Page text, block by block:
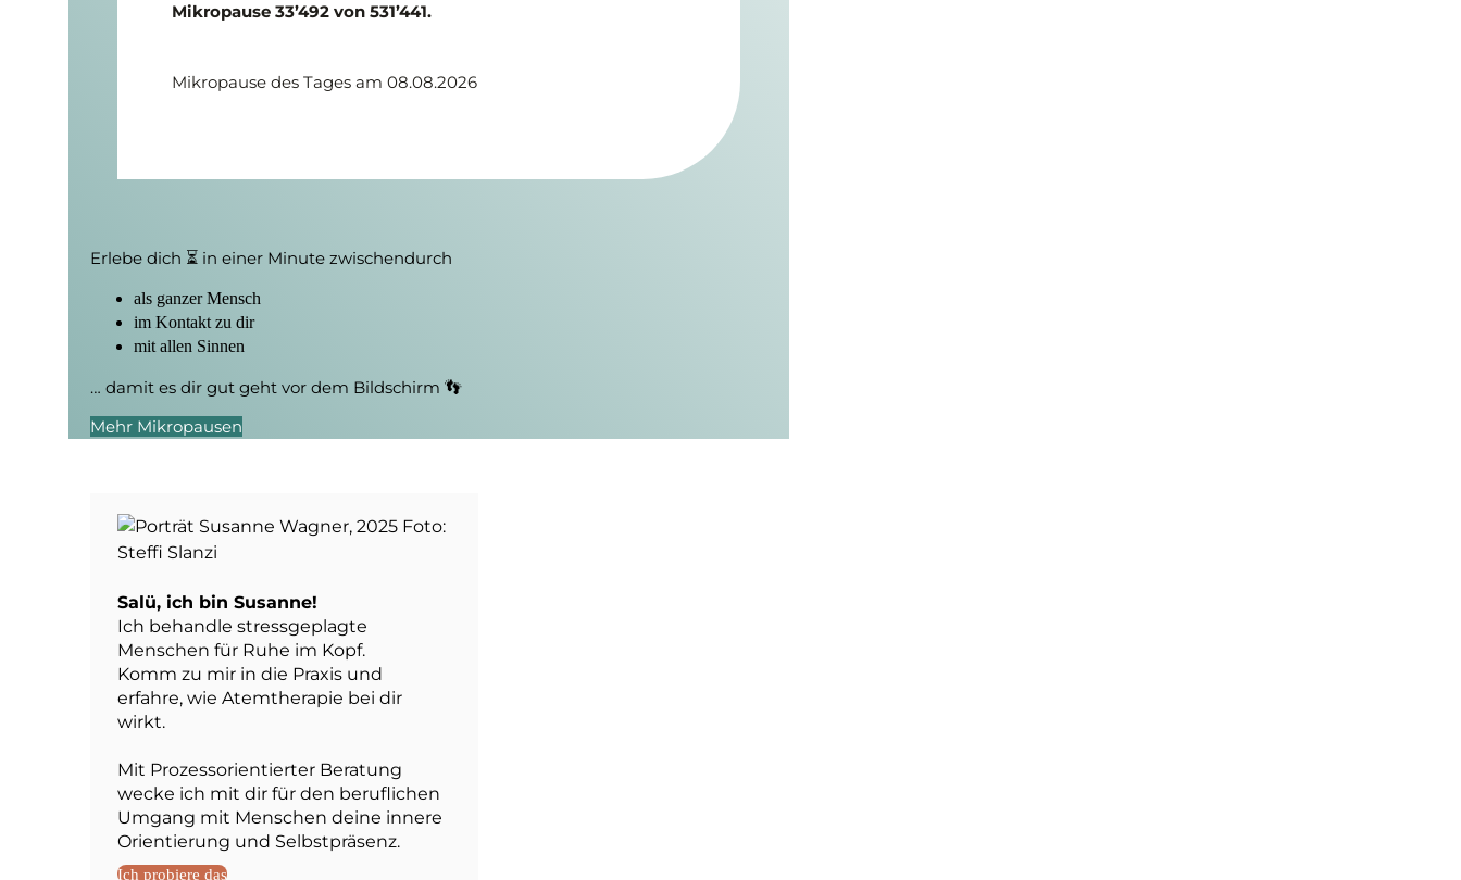
Mikropause 33’492 von 531’441.
Mikropause des Tages am 08.08.2026
Erlebe dich ⏳ in einer Minute zwischendurch
als ganzer Mensch
im Kontakt zu dir
mit allen Sinnen
… damit es dir gut geht vor dem Bildschirm 👣
Mehr Mikropausen
Salü, ich bin Susanne!
Ich behandle stressgeplagte
Menschen für Ruhe im Kopf.
Komm zu mir in die Praxis und
erfahre, wie Atemtherapie bei dir
wirkt.
Mit Prozessorientierter Beratung
wecke ich mit dir für den beruflichen
Umgang mit Menschen deine innere
Orientierung und Selbstpräsenz.
Ich probiere das